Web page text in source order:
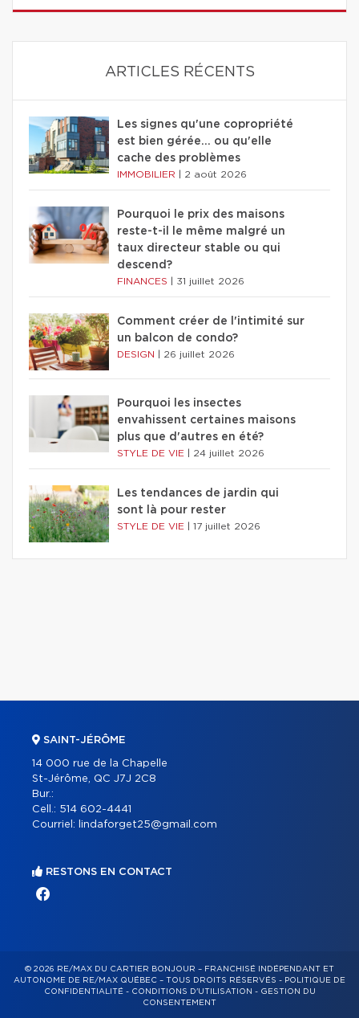
ARTICLES RÉCENTS
Les signes qu'une copropriété
est bien gérée… ou qu'elle
cache des problèmes
IMMOBILIER 2 août 2026
Pourquoi le prix des maisons
reste-t-il le même malgré un
taux directeur stable ou qui
descend?
FINANCES 31 juillet 2026
Comment créer de l'intimité sur
un balcon de condo?
DESIGN 26 juillet 2026
Pourquoi les insectes
envahissent certaines maisons
plus que d'autres en été?
STYLE DE VIE 24 juillet 2026
Les tendances de jardin qui
sont là pour rester
STYLE DE VIE 17 juillet 2026
SAINT-JÉRÔME
14 000 rue de la Chapelle
St-Jérôme, QC J7J 2C8
Bur.:
Cell.: 514 602-4441
Courriel:
lindaforget25@gmail.com
RESTONS EN CONTACT
© 2026 RE/MAX DU CARTIER BONJOUR – FRANCHISÉ INDÉPENDANT ET
AUTONOME DE RE/MAX QUÉBEC – TOUS DROITS RÉSERVÉS - POLITIQUE DE
CONFIDENTIALITÉ- CONDITIONS D'UTILISATION - GESTION DU
CONSENTEMENT